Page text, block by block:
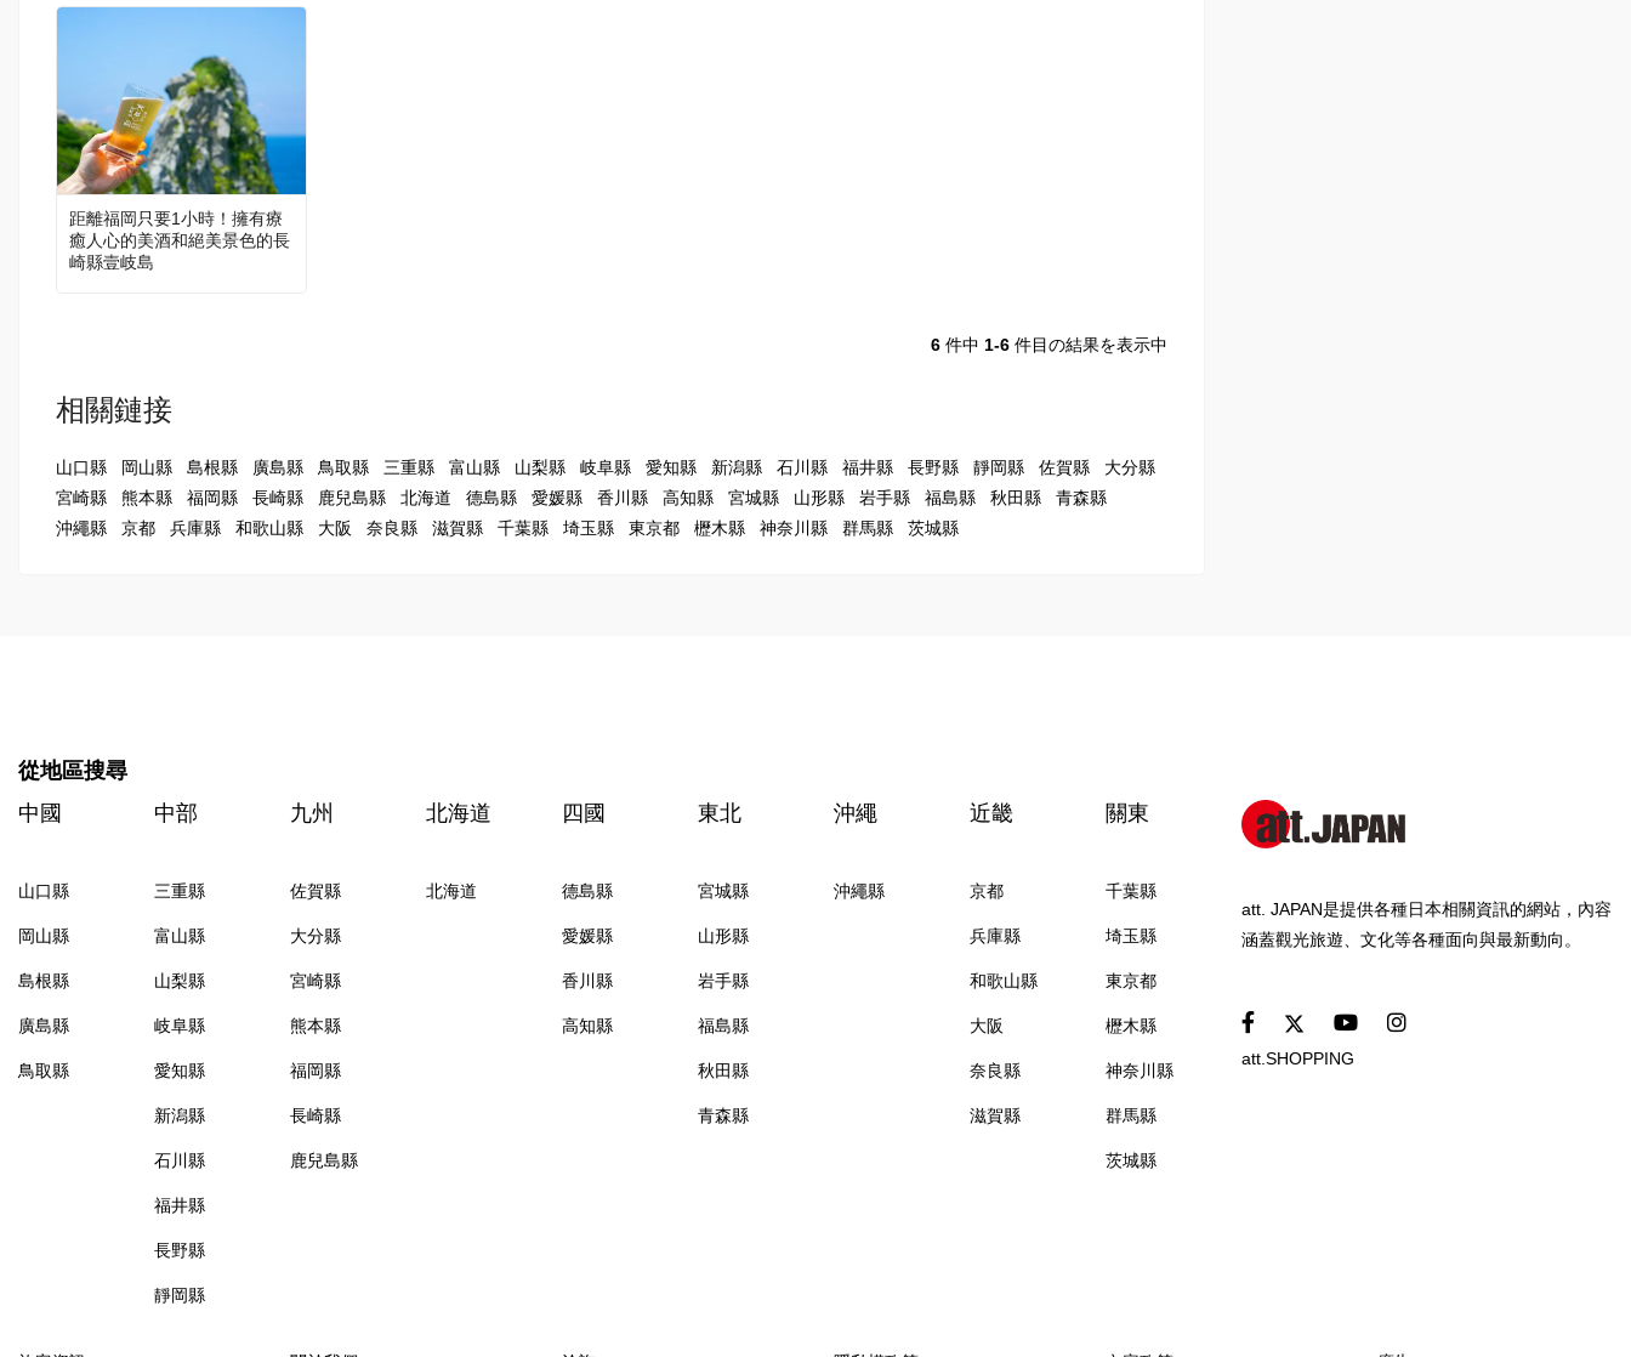
距離福岡只要1小時！擁有療
癒人心的美酒和絕美景色的長
崎縣壹岐島
6 件中 1-6 件目の結果を表示中
相關鏈接
山口縣 岡山縣 島根縣 廣島縣 鳥取縣 三重縣 富山縣 山梨縣 岐阜縣 愛知縣 新潟縣 石川縣 福井縣 長野縣 靜岡縣 佐賀縣
大分縣
宮崎縣
熊本縣 福岡縣 長崎縣 鹿兒島縣 北海道 德島縣 愛媛縣 香川縣 高知縣 宮城縣 山形縣 岩手縣 福島縣 秋田縣
青森縣
沖繩縣
京都 兵庫縣 和歌山縣 大阪 奈良縣 滋賀縣 千葉縣 埼玉縣 東京都 櫪木縣 神奈川縣 群馬縣 茨城縣
從地區搜尋
中國
山口縣
岡山縣
島根縣
廣島縣
鳥取縣
中部
三重縣
富山縣
山梨縣
岐阜縣
愛知縣
新潟縣
石川縣
福井縣
長野縣
靜岡縣
九州
佐賀縣
大分縣
宮崎縣
熊本縣
福岡縣
長崎縣
鹿兒島縣
北海道
北海道
四國
德島縣
愛媛縣
香川縣
高知縣
東北
宮城縣
山形縣
岩手縣
福島縣
秋田縣
青森縣
沖繩
沖繩縣
近畿
京都
兵庫縣
和歌山縣
大阪
奈良縣
滋賀縣
關東
千葉縣
埼玉縣
東京都
櫪木縣
神奈川縣
群馬縣
茨城縣
att. JAPAN是提供各種日本相關資訊的網站，內容
涵蓋觀光旅遊、文化等各種面向與最新動向。
att.SHOPPING